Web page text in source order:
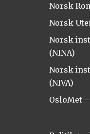
Norsk
Norsk
Norsk
(NINA)
Norsk
(NIVA)
OsloMet